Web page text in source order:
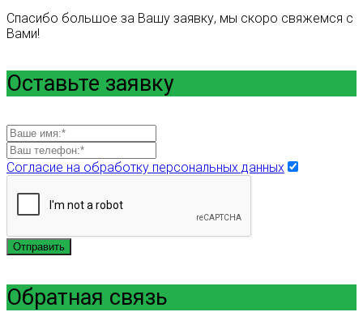
Спасибо большое за Вашу заявку, мы скоро свяжемся с
Вами!
Оставьте заявку
Согласие на обработку персональных данных
Отправить
Обратная связь